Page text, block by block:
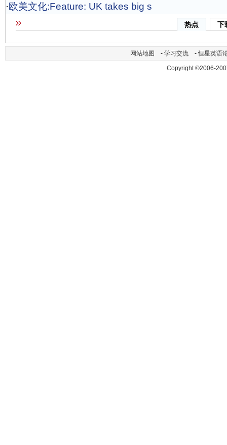
·欧美文化:Feature: UK takes big s
热点 下
网站地图 - 学习交流 -恒星英语
Copyright ©2006-